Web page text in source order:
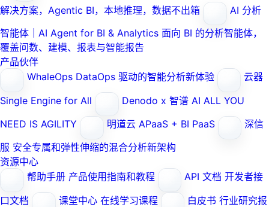
解决方案，Agentic BI，本地推理，数据不出箱
AI 分析
智能体｜AI Agent for BI & Analytics 面向 BI 的分析智能体，
覆盖问数、建模、报表与智能报告
产品伙伴
WhaleOps DataOps 驱动的智能分析新体验
云器
Single Engine for All
Denodo x 智谱 AI ALL YOU
NEED IS AGILITY
明道云 APaaS + BI PaaS
深信
服 安全专属和弹性伸缩的混合分析新架构
资源中心
帮助手册 产品使用指南和教程 API 文档 开发者接
口文档
课堂中心 在线学习课程 白皮书 行业研究报